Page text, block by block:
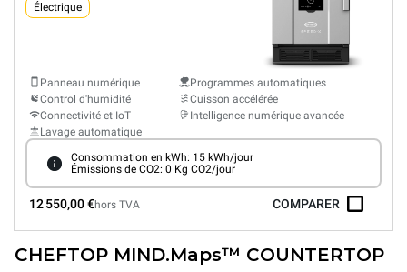
Électrique
Panneau numérique
Control d'humidité
Connectivité et IoT
Lavage automatique
Programmes automatiques
Cuisson accélérée
Intelligence numérique avancée
Consommation en kWh: 15 kWh/jour
Émissions de CO2: 0 Kg CO2/jour
12 550,00 €hors TVA COMPARER
CHEFTOP MIND.Maps™ COUNTERTOP